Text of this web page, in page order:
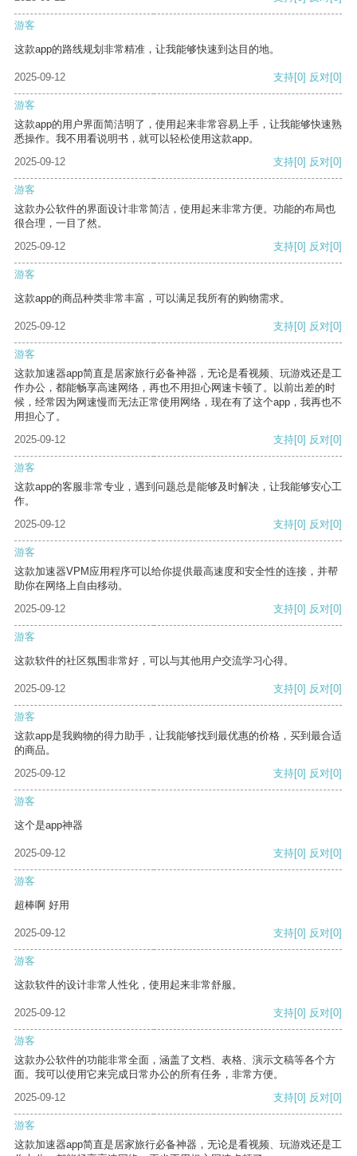
游客
这款app的路线规划非常精准，让我能够快速到达目的地。
2025-09-12 支持[0] 反对[0]
游客
这款app的用户界面简洁明了，使用起来非常容易上手，让我能够快速熟
悉操作。我不用看说明书，就可以轻松使用这款app。
2025-09-12
支持[0] 反对[0]
游客
这款办公软件的界面设计非常简洁，使用起来非常方便。功能的布局也
很合理，一目了然。
2025-09-12
支持[0] 反对[0]
游客
这款app的商品种类非常丰富，可以满足我所有的购物需求。
2025-09-12 支持[0] 反对[0]
游客
这款加速器app简直是居家旅行必备神器，无论是看视频、玩游戏还是工
作办公，都能畅享高速网络，再也不用担心网速卡顿了。以前出差的时
候，经常因为网速慢而无法正常使用网络，现在有了这个app，我再也不
用担心了。
2025-09-12
支持[0] 反对[0]
游客
这款app的客服非常专业，遇到问题总是能够及时解决，让我能够安心工
作。
2025-09-12
支持[0] 反对[0]
游客
这款加速器VPM应用程序可以给你提供最高速度和安全性的连接，并帮
助你在网络上自由移动。
2025-09-12
支持[0] 反对[0]
游客
这款软件的社区氛围非常好，可以与其他用户交流学习心得。
2025-09-12 支持[0] 反对[0]
游客
这款app是我购物的得力助手，让我能够找到最优惠的价格，买到最合适
的商品。
2025-09-12
支持[0] 反对[0]
游客
这个是app神器
2025-09-12 支持[0] 反对[0]
游客
超棒啊 好用
2025-09-12 支持[0] 反对[0]
游客
这款软件的设计非常人性化，使用起来非常舒服。
2025-09-12 支持[0] 反对[0]
游客
这款办公软件的功能非常全面，涵盖了文档、表格、演示文稿等各个方
面。我可以使用它来完成日常办公的所有任务，非常方便。
2025-09-12
支持[0] 反对[0]
游客
这款加速器app简直是居家旅行必备神器，无论是看视频、玩游戏还是工